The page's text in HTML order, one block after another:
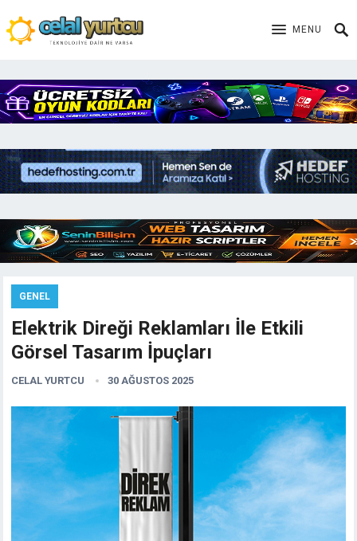
MENU
GENEL
Elektrik Direği Reklamları İle Etkili
Görsel Tasarım İpuçları
CELAL YURTCU 30 AĞUSTOS 2025